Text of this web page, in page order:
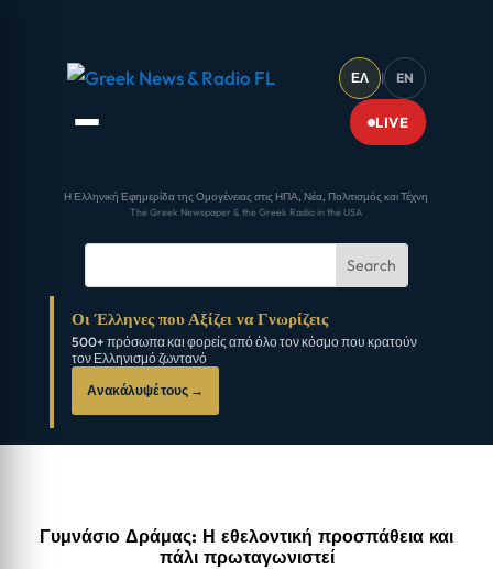
ΕΛ | EN
LIVE
Η Ελληνική Εφημερίδα της Ομογένειας στις ΗΠΑ, Νέα, Πολιτισμός και Τέχνη
The Greek Newspaper & the Greek Radio in the USA
Οι Έλληνες που Αξίζει να Γνωρίζεις
500+ πρόσωπα και φορείς από όλο τον κόσμο που κρατούν
τον Ελληνισμό ζωντανό
Ανακάλυψέ τους →
Γυμνάσιο Δράμας: Η εθελοντική προσπάθεια και
πάλι πρωταγωνιστεί